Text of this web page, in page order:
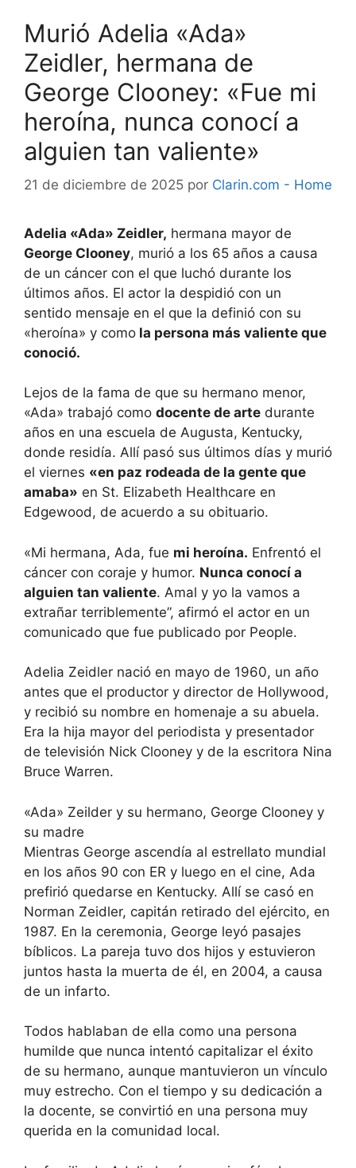
Murió Adelia «Ada»
Zeidler, hermana de
George Clooney: «Fue mi
heroína, nunca conocí a
alguien tan valiente»
21 de diciembre de 2025 por Clarin.com - Home
Adelia «Ada» Zeidler, hermana mayor de
George Clooney, murió a los 65 años a causa
de un cáncer con el que luchó durante los
últimos años. El actor la despidió con un
sentido mensaje en el que la definió con su
«heroína» y como la persona más valiente que
conoció.
Lejos de la fama de que su hermano menor,
«Ada» trabajó como docente de arte durante
años en una escuela de Augusta, Kentucky,
donde residía. Allí pasó sus últimos días y murió
el viernes «en paz rodeada de la gente que
amaba» en St. Elizabeth Healthcare en
Edgewood, de acuerdo a su obituario.
«Mi hermana, Ada, fue mi heroína. Enfrentó el
cáncer con coraje y humor. Nunca conocí a
alguien tan valiente. Amal y yo la vamos a
extrañar terriblemente”, afirmó el actor en un
comunicado que fue publicado por People.
Adelia Zeidler nació en mayo de 1960, un año
antes que el productor y director de Hollywood,
y recibió su nombre en homenaje a su abuela.
Era la hija mayor del periodista y presentador
de televisión Nick Clooney y de la escritora Nina
Bruce Warren.
«Ada» Zeilder y su hermano, George Clooney y
su madre
Mientras George ascendía al estrellato mundial
en los años 90 con ER y luego en el cine, Ada
prefirió quedarse en Kentucky. Allí se casó en
Norman Zeidler, capitán retirado del ejército, en
1987. En la ceremonia, George leyó pasajes
bíblicos. La pareja tuvo dos hijos y estuvieron
juntos hasta la muerta de él, en 2004, a causa
de un infarto.
Todos hablaban de ella como una persona
humilde que nunca intentó capitalizar el éxito
de su hermano, aunque mantuvieron un vínculo
muy estrecho. Con el tiempo y su dedicación a
la docente, se convirtió en una persona muy
querida en la comunidad local.